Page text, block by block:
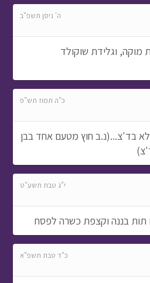
ה' ניסן תשפ"ב
מוקה, וגלידת שוקולד
כ"ה תמוז תש"פ
בד'צ...(נ.ב חוץ מטעם אחד בבן
י"ג טבת תשע"ט
תות בננה וקצפת כשרה לפסח
כ"ד טבת תשפ"א